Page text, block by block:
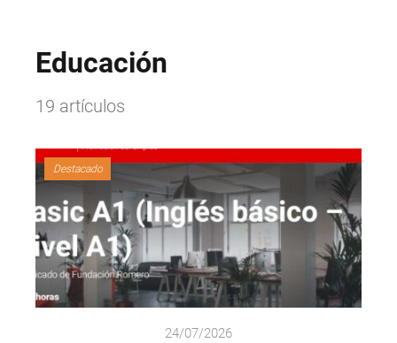
Educación
19 artículos
Destacado
24/07/2026